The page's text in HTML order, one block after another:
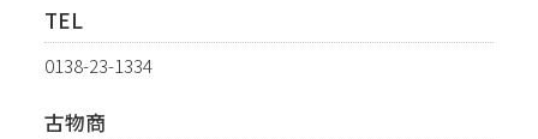
TEL
0138-23-1334
古物商